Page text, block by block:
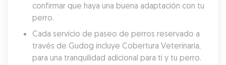
confirmar que haya una buena adaptación con tu
perro.
Cada servicio de paseo de perros reservado a
través de Gudog incluye Cobertura Veterinaria,
para una tranquilidad adicional para ti y tu perro.